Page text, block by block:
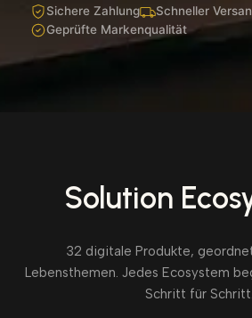
Sichere Zahlung
Schneller
Geprüfte Markenqualität
Solution
32 digitale Produkte,
Lebensthemen. Jedes Ecosystem
Schritt für Schritt.